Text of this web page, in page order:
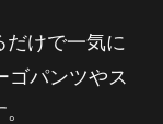
だけで一気に
ゴパンツやス